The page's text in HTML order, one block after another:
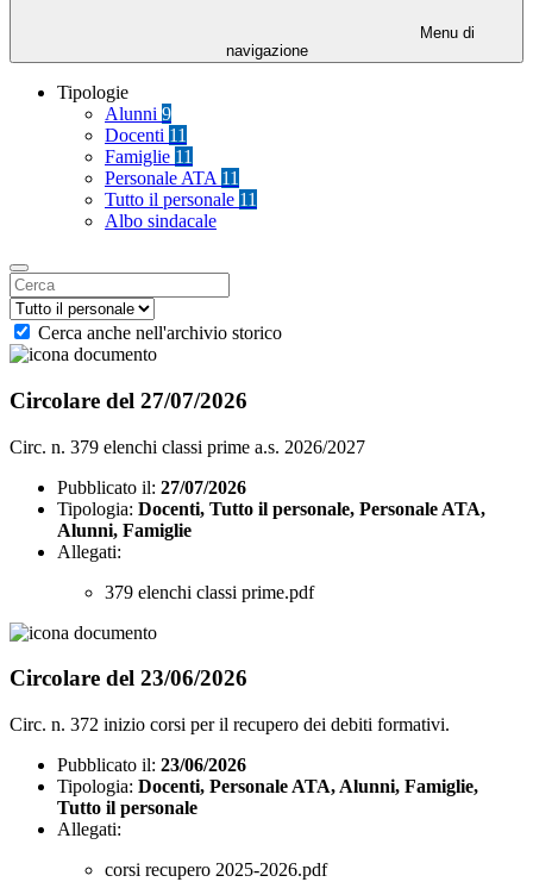
Menu di
navigazione
Tipologie
Alunni 9
Docenti 11
Famiglie 11
Personale ATA 11
Tutto il personale 11
Albo sindacale
Cerca anche nell'archivio storico
Circolare del 27/07/2026
Circ. n. 379 elenchi classi prime a.s. 2026/2027
Pubblicato il: 27/07/2026
Tipologia: Docenti, Tutto il personale, Personale ATA,
Alunni, Famiglie
Allegati:
379 elenchi classi prime.pdf
Circolare del 23/06/2026
Circ. n. 372 inizio corsi per il recupero dei debiti formativi.
Pubblicato il: 23/06/2026
Tipologia: Docenti, Personale ATA, Alunni, Famiglie,
Tutto il personale
Allegati:
corsi recupero 2025-2026.pdf